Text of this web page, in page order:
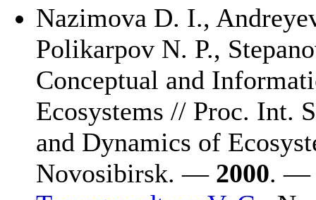
Nazimova D. I.,
Polikarpov N. P.,
Conceptual and
Ecosystems // Proc. Int.
and Dynamics of
Novosibirsk. — 2000. —